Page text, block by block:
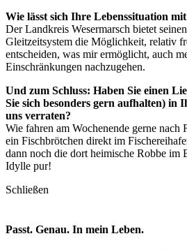
Wie lässt sich Ihre Lebenssituation
Der Landkreis Wesermarsch bietet
Gleitzeitsystem die Möglichkeit, relativ
entscheiden, was mir ermöglicht, auch
Einschränkungen nachzugehen.
Und zum Schluss: Haben Sie einen
Sie sich besonders gern aufhalten) in
uns verraten?
Wie fahren am Wochenende gerne nach
ein Fischbrötchen direkt im
dann noch die dort heimische Robbe im
Idylle pur!
Schließen
Passt. Genau. In mein Leben.